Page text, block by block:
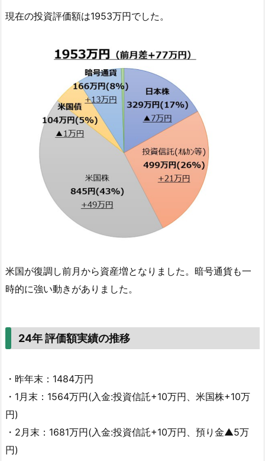
現在の投資評価額は1953万円でした。
米国が復調し前月から資産増となりました。暗号通貨も一
時的に強い動きがありました。
24年 評価額実績の推移
・昨年末：1484万円
・1月末：1564万円(入金:投資信託+10万円、米国株+10万
円)
・2月末：1681万円(入金:投資信託+10万円、預り金▲5万
円)